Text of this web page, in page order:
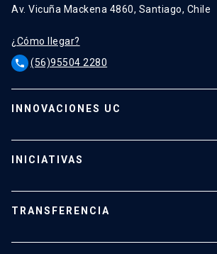
Av. Vicuña Mackena 4860, Santiago, Chile
¿Cómo llegar?
phone (56)95504 2280
INNOVACIONES UC
Oferta para empresas
INICIATIVAS
Apoyo a investigadores
TRANSFERENCIA